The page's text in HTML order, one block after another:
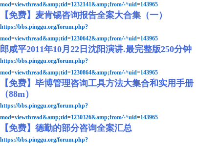
mod=viewthread&amp;tid=1232141&amp;from^^uid=143965
【免费】麦肯锡咨询报告全案大合集（一）
https://bbs.pinggu.org/forum.php?
mod=viewthread&amp;tid=1230642&amp;from^^uid=143965
郎咸平2011年10月22日沈阳演讲.最完整版250分钟
https://bbs.pinggu.org/forum.php?
mod=viewthread&amp;tid=1230864&amp;from^^uid=143965
【免费】毕博管理咨询工具方法大集合和实用手册
（88m）
https://bbs.pinggu.org/forum.php?
mod=viewthread&amp;tid=1230326&amp;from^^uid=143965
【免费】德勤的部分咨询全案汇总
https://bbs.pinggu.org/forum.php?